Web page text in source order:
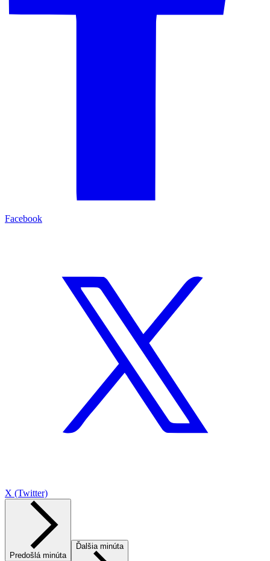
Facebook
X (Twitter)
Predošlá minúta
Ďalšia minúta